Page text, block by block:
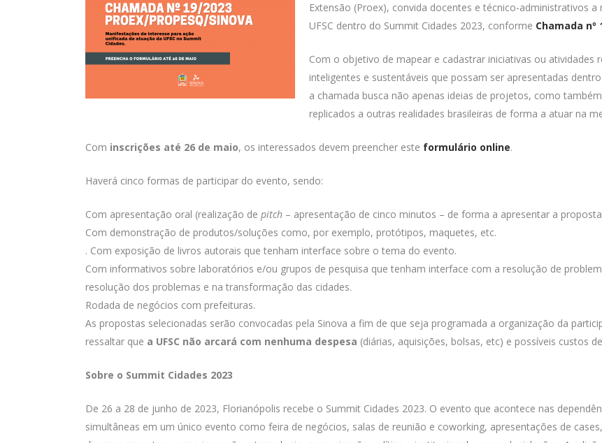
Extensão (Proex), convida docentes e técnico-administrativos
UFSC dentro do Summit Cidades 2023, conforme Chamada nº
Com o objetivo de mapear e cadastrar iniciativas ou atividades
inteligentes e sustentáveis que possam ser apresentadas
a chamada busca não apenas ideias de projetos, como
replicados a outras realidades brasileiras de forma a atuar na
Com inscrições até 26 de maio, os interessados devem preencher este formulário online.
Haverá cinco formas de participar do evento, sendo:
Com apresentação oral (realização de pitch – apresentação de cinco minutos – de forma a apresentar a
Com demonstração de produtos/soluções como, por exemplo, protótipos, maquetes, etc.
. Com exposição de livros autorais que tenham interface sobre o tema do evento.
Com informativos sobre laboratórios e/ou grupos de pesquisa que tenham interface com a resolução de
resolução dos problemas e na transformação das cidades.
Rodada de negócios com prefeituras.
As propostas selecionadas serão convocadas pela Sinova a fim de que seja programada a organização da
ressaltar que a UFSC não arcará com nenhuma despesa (diárias, aquisições, bolsas, etc) e possíveis custos
Sobre o Summit Cidades 2023
De 26 a 28 de junho de 2023, Florianópolis recebe o Summit Cidades 2023. O evento que acontece nas
simultâneas em um único evento como feira de negócios, salas de reunião e coworking, apresentações de